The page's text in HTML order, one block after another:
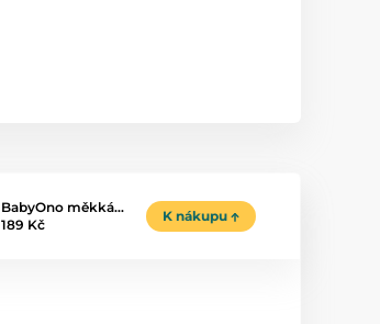
BabyOno měkká…
189 Kč
K nákupu